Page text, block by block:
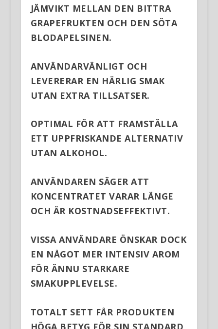
JÄMVIKT MELLAN DEN BITTRA
GRAPEFRUKTEN OCH DEN SÖTA
BLODAPELSINEN.
ANVÄNDARVÄNLIGT OCH
LEVERERAR EN HÄRLIG SMAK
UTAN EXTRA TILLSATSER.
OPTIMAL FÖR ATT FRAMSTÄLLA
ETT UPPFRISKANDE ALTERNATIV
UTAN ALKOHOL.
ANVÄNDAREN SÄGER ATT
KONCENTRATET VARAR LÄNGE
OCH ÄR KOSTNADSEFFEKTIVT.
VISSA ANVÄNDARE ÖNSKAR DOCK
EN NÅGOT MER INTENSIV AROM
FÖR ÄNNU STARKARE
SMAKUPPLEVELSE.
TOTALT SETT FÅR PRODUKTEN
HÖGA BETYG FÖR SIN STANDARD